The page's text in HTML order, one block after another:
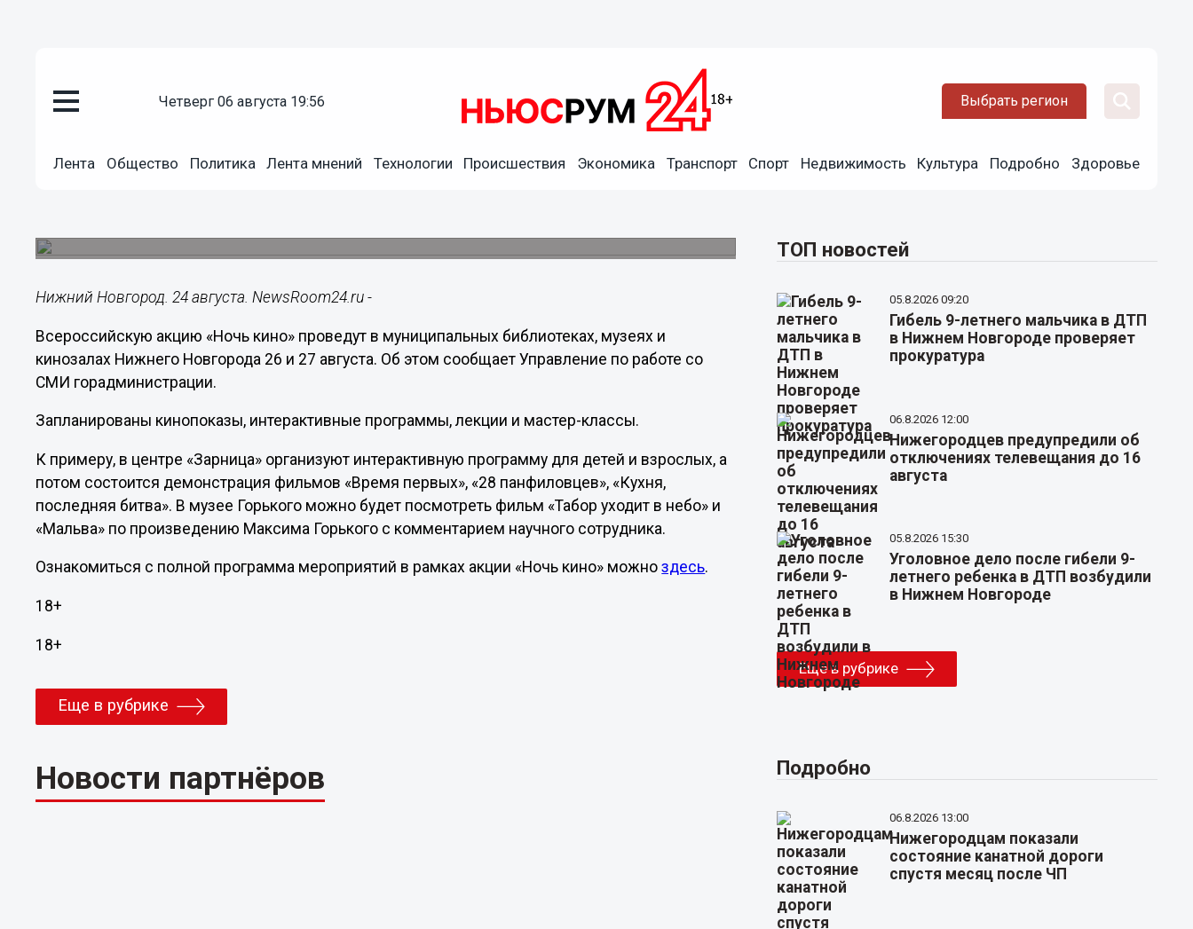
четверг 06 августа 19:56 Выбрать регион
Лента Общество Политика Лента мнений Технологии Происшествия Экономика Транспорт Спорт Недвижимость Культура Подробно Здоровье
24.08.201702:10
Нижний Новгород. 24 августа. NewsRoom24.ru -
Всероссийскую акцию «Ночь кино» проведут в муниципальных библиотеках, музеях и
кинозалах Нижнего Новгорода 26 и 27 августа. Об этом сообщает Управление по работе со
СМИ горадминистрации.
Запланированы кинопоказы, интерактивные программы, лекции и мастер-классы.
К примеру, в центре «Зарница» организуют интерактивную программу для детей и взрослых, а
потом состоится демонстрация фильмов «Время первых», «28 панфиловцев», «Кухня,
последняя битва». В музее Горького можно будет посмотреть фильм «Табор уходит в небо» и
«Мальва» по произведению Максима Горького с комментарием научного сотрудника.
Ознакомиться с полной программа мероприятий в рамках акции «Ночь кино» можноздесь.
18+
18+
Еще в рубрике
Новости партнёров
ТОП новостей
05.8.2026 09:20
Гибель 9-летнего мальчика в ДТП
в Нижнем Новгороде проверяет
прокуратура
06.8.2026 12:00
Нижегородцев предупредили об
отключениях телевещания до 16
августа
05.8.2026 15:30
Уголовное дело после гибели 9-
летнего ребенка в ДТП возбудили
в Нижнем Новгороде
Еще в рубрике
Подробно
06.8.2026 13:00
Нижегородцам показали
состояние канатной дороги
спустя месяц после ЧП